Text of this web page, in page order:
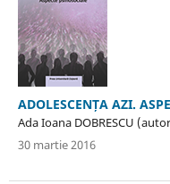
ADOLESCENȚA AZI.
Ada Ioana DOBRESCU
30 martie 2016